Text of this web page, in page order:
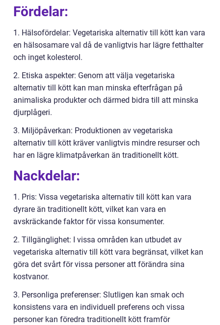
Fördelar:
1. Hälsofördelar: Vegetariska alternativ till kött kan vara
en hälsosamare val då de vanligtvis har lägre fetthalter
och inget kolesterol.
2. Etiska aspekter: Genom att välja vegetariska
alternativ till kött kan man minska efterfrågan på
animaliska produkter och därmed bidra till att minska
djurplågeri.
3. Miljöpåverkan: Produktionen av vegetariska
alternativ till kött kräver vanligtvis mindre resurser och
har en lägre klimatpåverkan än traditionellt kött.
Nackdelar:
1. Pris: Vissa vegetariska alternativ till kött kan vara
dyrare än traditionellt kött, vilket kan vara en
avskräckande faktor för vissa konsumenter.
2. Tillgänglighet: I vissa områden kan utbudet av
vegetariska alternativ till kött vara begränsat, vilket kan
göra det svårt för vissa personer att förändra sina
kostvanor.
3. Personliga preferenser: Slutligen kan smak och
konsistens vara en individuell preferens och vissa
personer kan föredra traditionellt kött framför